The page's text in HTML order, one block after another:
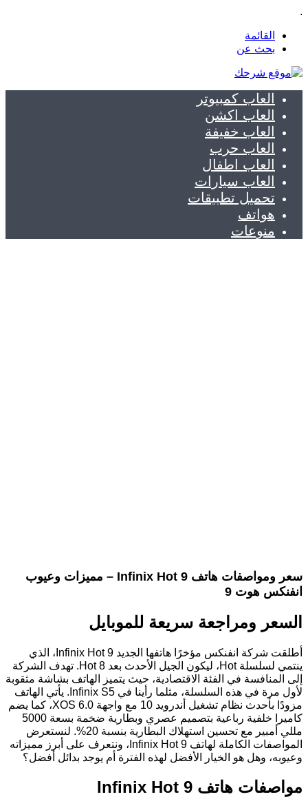
.
القائمة
بحث عن
العاب كمبيوتر
العاب اكشن
العاب خفيفة
العاب حرب
العاب اطفال
العاب سيارات
تحميل تطبيقات
هواتف
منوعات
سعر ومواصفات هاتف Infinix Hot 9 – مميزات وعيوب
انفنكس هوت 9
السعر ومراجعة سريعة للموبايل
أطلقت شركة انفنكس مؤخرًا هاتفها الجديد Infinix Hot 9، الذي
ينتمي لسلسلة Hot، ليكون الجيل الأحدث بعد Hot 8. تهدف الشركة
إلى المنافسة في الفئة الاقتصادية، حيث يتميز الهاتف بشاشة مثقوبة
لأول مرة في هذه السلسلة، مثلما رأينا في Infinix S5. يأتي الهاتف
مزودًا بأحدث نظام تشغيل أندرويد 10 مع واجهة XOS 6.0، كما يضم
كاميرا خلفية رباعية بتصميم عصري وبطارية ضخمة بسعة 5000
مللي أمبير مع تحسين استهلاك البطارية بنسبة 20%. لنستعرض
المواصفات الكاملة لهاتف Infinix Hot 9، ونتعرف على أبرز مميزاته
وعيوبه، وهل هو الخيار الأفضل لهذه الفترة أم يوجد بدائل أفضل؟
مواصفات هاتف Infinix Hot 9